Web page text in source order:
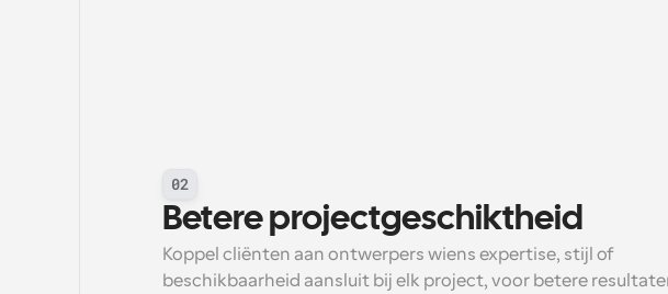
02
Betere projectgeschiktheid
Koppel cliënten aan ontwerpers wiens expertise, stijl of
beschikbaarheid aansluit bij elk project, voor betere